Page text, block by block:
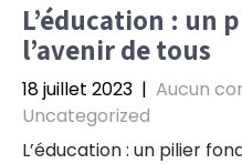
L’éducation : un
l’avenir de tous
18 juillet 2023 | Aucun
Uncategorized
L’éducation : un pilier